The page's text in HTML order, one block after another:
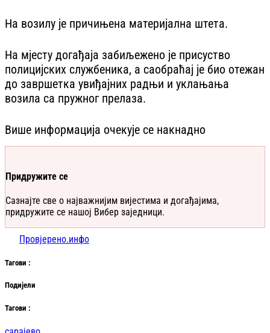
На возилу је причињена материјална штета.
На мјесту догађаја забиљежено је присуство
полицијских службеника, а саобраћај је био отежан
до завршетка увиђајних радњи и уклањања
возила са пружног прелаза.
Више информација очекује се накнадно
Придружите се
Сазнајте све о најважнијим вијестима и догађајима,
придружите се нашој Вибер заједници.
Провјерено.инфо
Тагови :
Подијели
Тагови :